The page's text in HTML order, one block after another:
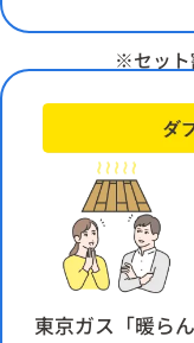
電気料金、ガス料金が
トでんきの場合ガスセ
料金（燃料費調整額を
※セット
東京ガス「暖ら